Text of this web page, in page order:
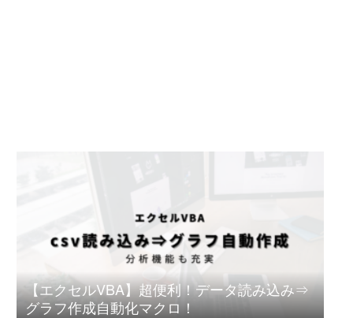
【エクセルVBA】超便利！データ読み込み⇒
グラフ作成自動化マクロ！